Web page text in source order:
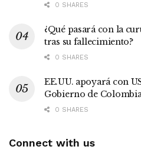
0 SHARES
¿Qué pasará con la
tras su fallecimiento?
0 SHARES
EE.UU. apoyará con
Gobierno de
0 SHARES
Connect with us